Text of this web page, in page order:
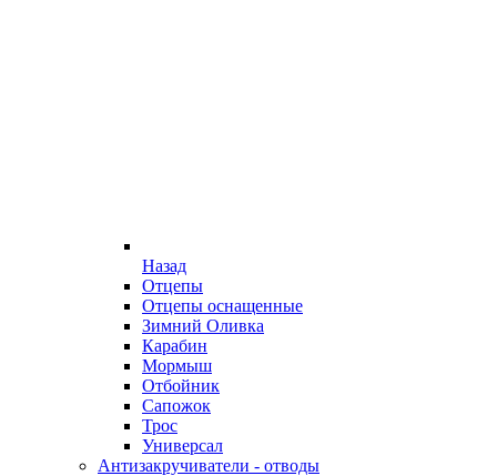
Назад
Отцепы
Отцепы оснащенные
Зимний Оливка
Карабин
Мормыш
Отбойник
Сапожок
Трос
Универсал
Антизакручиватели - отводы